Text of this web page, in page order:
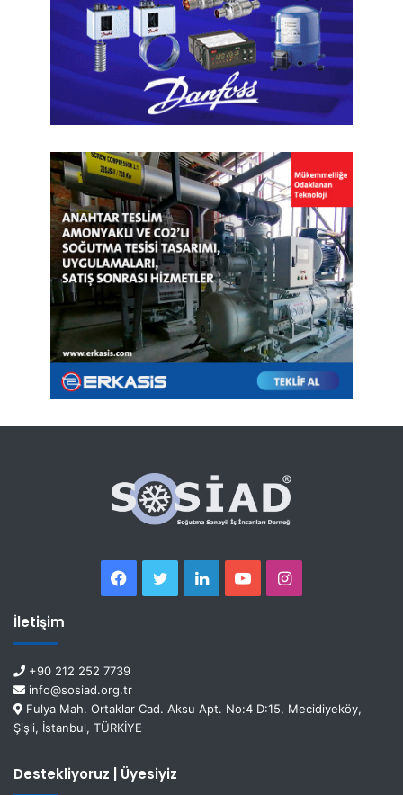
İletişim
+90 212 252 7739
info@sosiad.org.tr
Fulya Mah. Ortaklar Cad. Aksu Apt. No:4 D:15, Mecidiyeköy,
Şişli, İstanbul, TÜRKİYE
Destekliyoruz | Üyesiyiz